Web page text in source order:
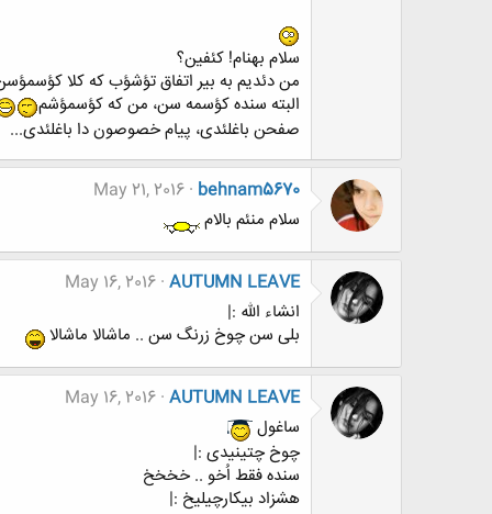
سلام بهنام! کئفین؟
من دئدیم به بیر اتفاق تؤشؤب که کلا
البته سنده کؤسمه سن، من که کؤسمؤشم
صفحن باغلئدی، پیام خصوصون دا باغلئدی...
behnam5670
May 21, 2016
سلام منئم بالام
AUTUMN LEAVE
May 16, 2016
انشاء الله :|
بلی سن چوخ زرنگ سن .. ماشالا ماشالا
AUTUMN LEAVE
May 16, 2016
ساغول
چوخ چتینیدی :|
سنده فقط اُخو .. خخخخ
هشزاد بیکارچیلیخ :|